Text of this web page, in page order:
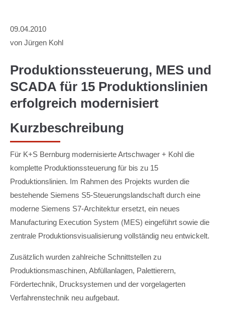
09.04.2010
von Jürgen Kohl
Produktionssteuerung, MES und
SCADA für 15 Produktionslinien
erfolgreich modernisiert
Kurzbeschreibung
Für K+S Bernburg modernisierte Artschwager + Kohl die
komplette Produktionssteuerung für bis zu 15
Produktionslinien. Im Rahmen des Projekts wurden die
bestehende Siemens S5-Steuerungslandschaft durch eine
moderne Siemens S7-Architektur ersetzt, ein neues
Manufacturing Execution System (MES) eingeführt sowie die
zentrale Produktionsvisualisierung vollständig neu entwickelt.
Zusätzlich wurden zahlreiche Schnittstellen zu
Produktionsmaschinen, Abfüllanlagen, Palettierern,
Fördertechnik, Drucksystemen und der vorgelagerten
Verfahrenstechnik neu aufgebaut.